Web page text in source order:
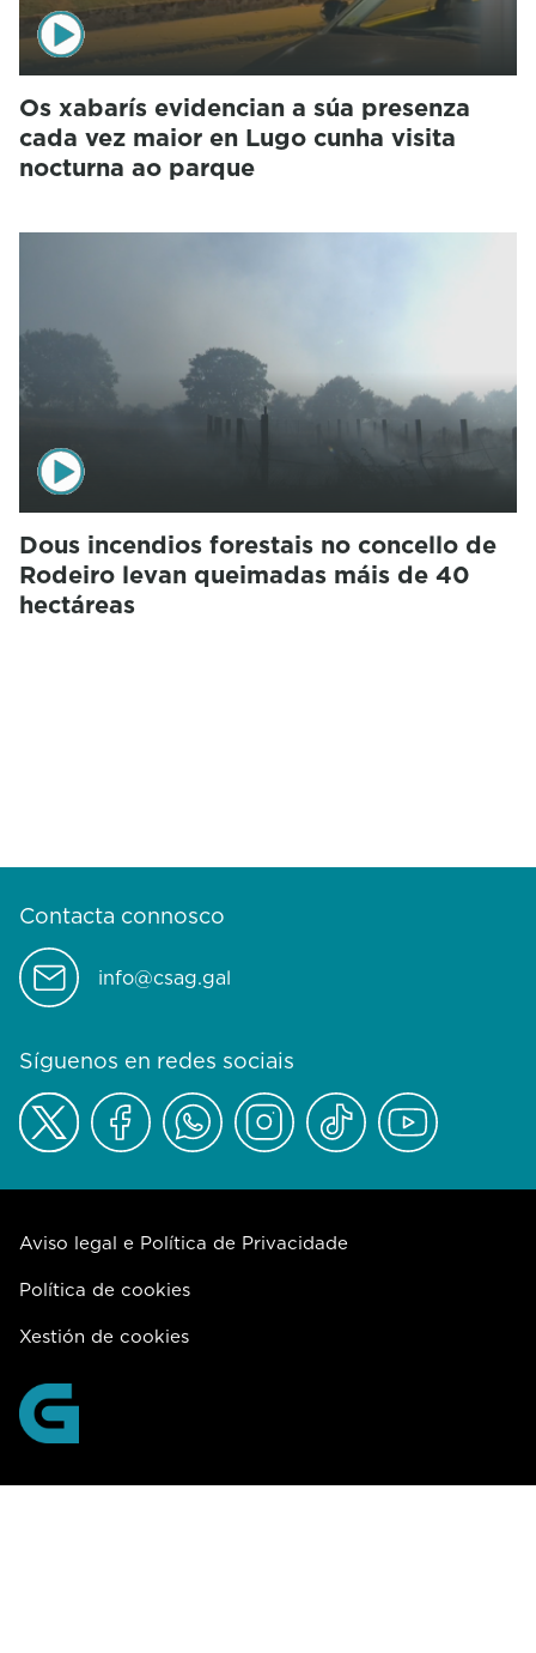
Os xabarís evidencian a súa presenza
cada vez maior en Lugo cunha visita
nocturna ao parque
Dous incendios forestais no concello de
Rodeiro levan queimadas máis de 40
hectáreas
Contacta connosco
info@csag.gal
Síguenos en redes sociais
Aviso legal e Política de Privacidade
Política de cookies
Xestión de cookies